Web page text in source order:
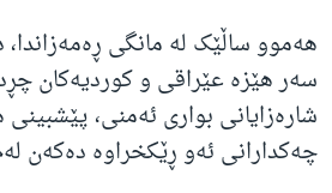
هەموو ساڵێک لە مانگی
سەر هێزە عێراقی و کوردیەکان
شارەزایانی بواری ئەمنی،
چەکدارانی ئەو ڕێکخراوە دەکەن